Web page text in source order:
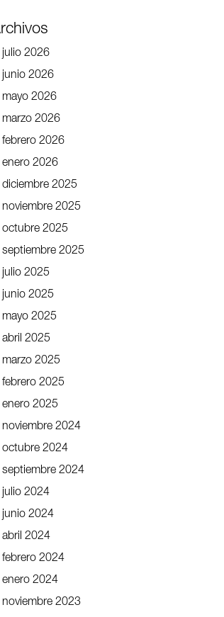
julio 2026
junio 2026
mayo 2026
marzo 2026
febrero 2026
enero 2026
diciembre 2025
noviembre 2025
octubre 2025
septiembre 2025
julio 2025
junio 2025
mayo 2025
abril 2025
marzo 2025
febrero 2025
enero 2025
noviembre 2024
octubre 2024
septiembre 2024
julio 2024
junio 2024
abril 2024
febrero 2024
enero 2024
noviembre 2023